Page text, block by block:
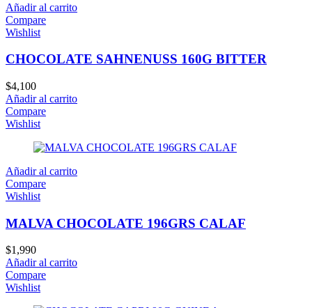
Añadir al carrito
Compare
Wishlist
CHOCOLATE SAHNENUSS 160G BITTER
$4,100
Añadir al carrito
Compare
Wishlist
Añadir al carrito
Compare
Wishlist
MALVA CHOCOLATE 196GRS CALAF
$1,990
Añadir al carrito
Compare
Wishlist